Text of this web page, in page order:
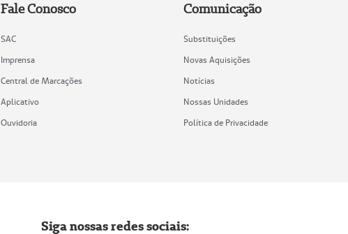
Fale Conosco
SAC
Imprensa
Central de Marcações
Aplicativo
Ouvidoria
Comunicação
Substituições
Novas Aquisições
Notícias
Nossas Unidades
Política de Privacidade
Siga nossas redes sociais: